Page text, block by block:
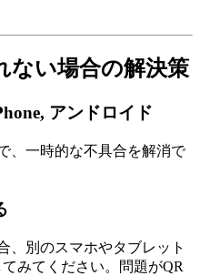
ない場合の解決策
アンドロイド
、一時的な不具合を解消で
、別のスマホやタブレット
みてください。問題がQR